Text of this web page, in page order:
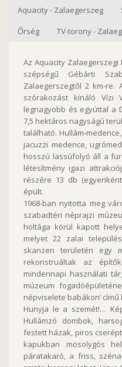
Aquacity - Zalaegerszeg
Őrség
TV-torony -
Az Aquacity
szépségű Gébárti
Zalaegerszegtől 2 km-re.
szórakozást kínáló Vízi
legnagyobb és egyúttal a
7,5 hektáros nagyságú
található. Hullám-
jacuzzi medence,
hosszú lassúfolyó áll a
létesítmény igazi
részére 13 db
épült.
1968-ban nyitotta meg
szabadtéri néprajzi
holtága körül kapott
melyet 22 zalai
skanzen területén egy
rekonstruáltak az
mindennapi használati
múzeum
népviselete babákon’
Hunyja le a szemét!…
Hullámzó dombok,
festett házak, piros
kapukban mosolygós
páratakaró, a friss,